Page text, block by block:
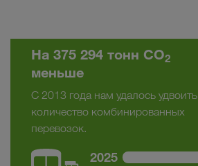
На 375 294 тонн CO2
меньше
С 2013 года нам удалось удвоить
количество комбинированных
перевозок.
2025